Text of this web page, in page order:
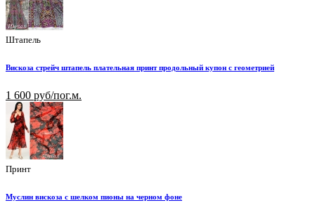
Штапель
Вискоза стрейч штапель плательная принт продольный купон с геометрией
1 600 руб/пог.м.
Принт
Муслин вискоза с шелком пионы на черном фоне